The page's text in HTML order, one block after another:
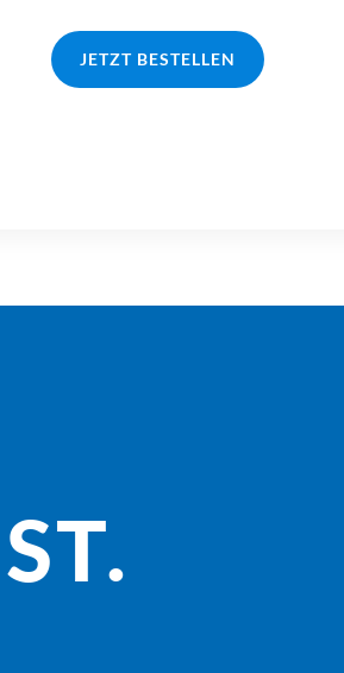
JETZT BESTELLEN